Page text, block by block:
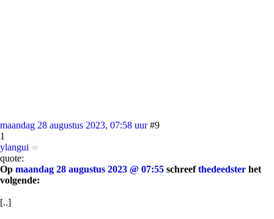
maandag 28 augustus 2023, 07:58 uur #9
1
ylangui
quote:
Op maandag 28 augustus 2023 @ 07:55 schreefthedeedster het
volgende:
[..]